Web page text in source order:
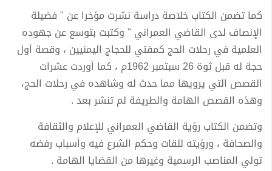
كما تضمن الكتاب خلاصة دراسة نشرت مؤخرا عن " فضيلة
الإنصاف لدى القاضي العمراني " وكتبت بتوسع عن جهوده
العلمية في رحلات الحج كمفتي للحجاج اليمنيين ، وقصة أول
حجة له قبل ثوة 26 سبتمبر 1962م ، كما أوردت عشرات
القصص التي يرويها مما حدث له وشاهده في رحلات الحج،
وهذه القصص الهامة والطريفة لم تنشر بعد .
وتضمن الكتاب رؤية القاضي العمراني للإعلام والثقافة
والصحافة ، ورؤيته للقات وحكم الشرع فيه وأسباب رفضه
تولي المناصب الرسمية وغيرها من القضايا الهامة .